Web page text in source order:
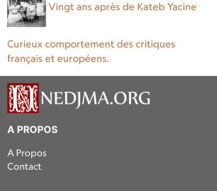
Vingt ans après de Kateb Yacine
Curieux comportement des critiques
français et européens.
A PROPOS
A Propos
Contact